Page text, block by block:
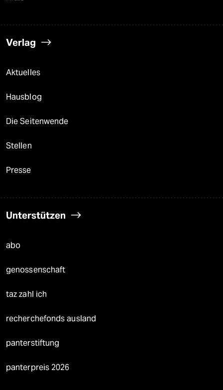
Verlag
Aktuelles
Hausblog
Die Seitenwende
Stellen
Presse
Unterstützen
abo
genossenschaft
taz zahl ich
recherchefonds ausland
panterstiftung
panterpreis 2026